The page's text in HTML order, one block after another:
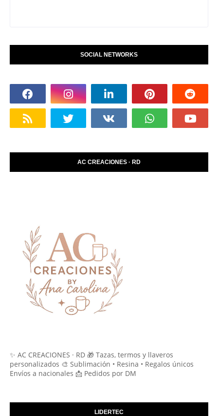
SOCIAL NETWORKS
AC CREACIONES · RD
✨ AC CREACIONES · RD 🎁 Tazas, termos y llaveros
personalizados 🎨 Sublimación • Resina • Regalos únicos
Envíos a nacionales 📩 Pedidos por DM
LIDERTEC